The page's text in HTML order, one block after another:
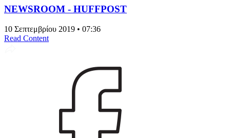
NEWSROOM - HUFFPOST
10 Σεπτεμβρίου 2019 • 07:36
Read Content